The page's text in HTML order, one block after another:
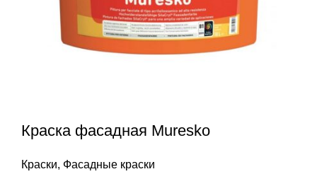
Краска фасадная Muresko
Краски, Фасадные краски